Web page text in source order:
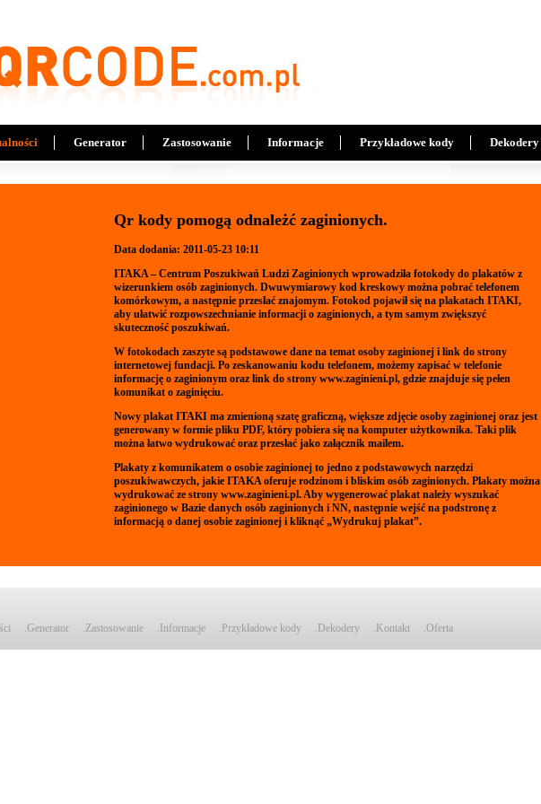
Generator Zastosowanie Informacje Przykładowe kody Dekodery
Qr kody pomogą odnależć zaginionych.
Data dodania: 2011-05-23 10:11
ITAKA – Centrum Poszukiwań Ludzi Zaginionych wprowadziła fotokody do plakatów z
wizerunkiem osób zaginionych. Dwuwymiarowy kod kreskowy można pobrać telefonem
komórkowym, a następnie przesłać znajomym. Fotokod pojawił się na plakatach ITAKI,
aby ułatwić rozpowszechnianie informacji o zaginionych, a tym samym zwiększyć
skuteczność poszukiwań.
W fotokodach zaszyte są podstawowe dane na temat osoby zaginionej i link do strony
internetowej fundacji. Po zeskanowaniu kodu telefonem, możemy zapisać w telefonie
informację o zaginionym oraz link do strony www.zaginieni.pl, gdzie znajduje się pełen
komunikat o zaginięciu.
Nowy plakat ITAKI ma zmienioną szatę graficzną, większe zdjęcie osoby zaginionej oraz jest
generowany w formie pliku PDF, który pobiera się na komputer użytkownika. Taki plik
można łatwo wydrukować oraz przesłać jako załącznik mailem.
Plakaty z komunikatem o osobie zaginionej to jedno z podstawowych narzędzi
poszukiwawczych, jakie ITAKA oferuje rodzinom i bliskim osób zaginionych. Plakaty można
wydrukować ze strony www.zaginieni.pl. Aby wygenerować plakat należy wyszukać
zaginionego w Bazie danych osób zaginionych i NN, następnie wejść na podstronę z
informacją o danej osobie zaginionej i kliknąć „Wydrukuj plakat”.
.Generator .Zastosowanie .Informacje .Przykładowe kody .Dekodery .Kontakt .Oferta